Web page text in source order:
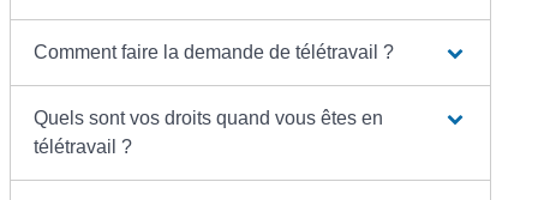
Comment faire la demande de télétravail ?
Quels sont vos droits quand vous êtes en
télétravail ?